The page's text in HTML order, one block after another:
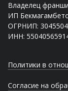
Владелец
ИП
ОГРНИП:
ИНН:
Политики в
Согласие на